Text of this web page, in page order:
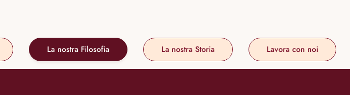
La nostra Filosofia La nostra Storia Lavora con noi